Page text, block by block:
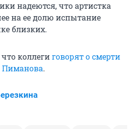
надеются, что артистка
на ее долю испытание
близких.
коллегиговорят о смерти
Пиманова.